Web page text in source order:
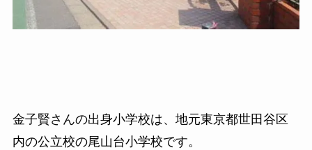
金子賢さんの出身小学校は、地元東京都世田谷区
内の公立校の尾山台小学校です。